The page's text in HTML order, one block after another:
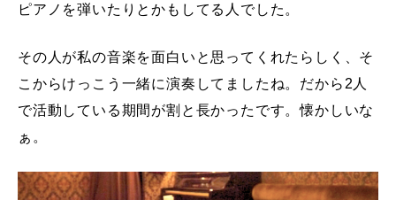
ピアノを弾いたりとかもしてる人でした。
その人が私の音楽を面白いと思ってくれたらしく、そ
こからけっこう一緒に演奏してましたね。だから2人
で活動している期間が割と長かったです。懐かしいな
ぁ。